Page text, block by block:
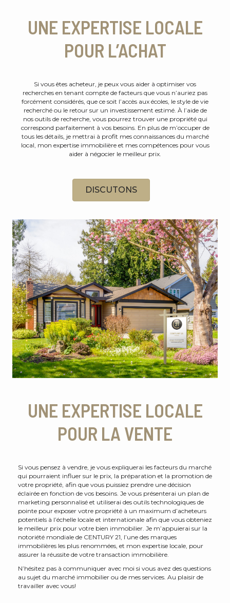
UNE EXPERTISE LOCALE
POUR L’ACHAT
Si vous êtes acheteur, je peux vous aider à optimiser vos
recherches en tenant compte de facteurs que vous n’auriez pas
forcément considérés, que ce soit l’accès aux écoles, le style de vie
recherché ou le retour sur un investissement estimé. À l’aide de
nos outils de recherche, vous pourrez trouver une propriété qui
correspond parfaitement à vos besoins. En plus de m’occuper de
tous les détails, je mettrai à profit mes connaissances du marché
local, mon expertise immobilière et mes compétences pour vous
aider à négocier le meilleur prix.
DISCUTONS
UNE EXPERTISE LOCALE
POUR LA VENTE
Si vous pensez à vendre, je vous expliquerai les facteurs du marché
qui pourraient influer sur le prix, la préparation et la promotion de
votre propriété, afin que vous puissiez prendre une décision
éclairée en fonction de vos besoins. Je vous présenterai un plan de
marketing personnalisé et utiliserai des outils technologiques de
pointe pour exposer votre propriété à un maximum d’acheteurs
potentiels à l’échelle locale et internationale afin que vous obteniez
le meilleur prix pour votre bien immobilier. Je m’appuierai sur la
notoriété mondiale de CENTURY 21, l’une des marques
immobilières les plus renommées, et mon expertise locale, pour
assurer la réussite de votre transaction immobilière.
N’hésitez pas à communiquer avec moi si vous avez des questions
au sujet du marché immobilier ou de mes services. Au plaisir de
travailler avec vous!